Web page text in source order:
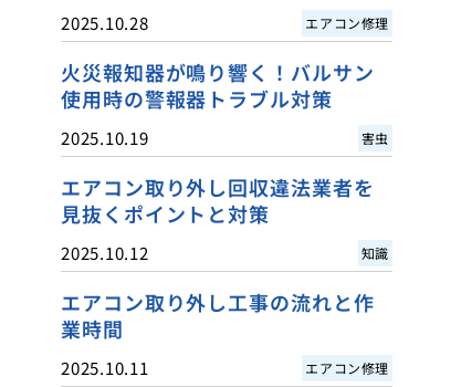
2025.10.28 エアコン修理
火災報知器が鳴り響く！バルサン
使用時の警報器トラブル対策
2025.10.19 害虫
エアコン取り外し回収違法業者を
見抜くポイントと対策
2025.10.12 知識
エアコン取り外し工事の流れと作
業時間
2025.10.11 エアコン修理